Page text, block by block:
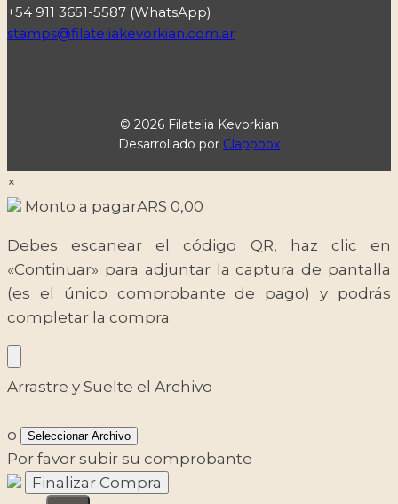
+54 911 3651-5587 (WhatsApp)
stamps@filateliakevorkian.com.ar
© 2026 Filatelia Kevorkian
Desarrollado por Clappbox
×
Monto a pagarARS 0,00
Debes escanear el código QR, haz clic en
«Continuar» para adjuntar la captura de pantalla
(es el único comprobante de pago) y podrás
completar la compra.
Arrastre y Suelte el Archivo
o Seleccionar Archivo
Por favor subir su comprobante